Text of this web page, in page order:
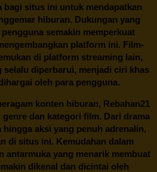
bagi situs ini untuk mendapatkan
hiburan. Dukungan yang
semakin memperkuat
platform ini. Film-
di platform streaming lain,
selalu diperbarui, menjadi ciri khas
oleh para pengguna.
konten hiburan, Rebahan21
dan kategori film. Dari drama
aksi yang penuh adrenalin,
di situs ini. Kemudahan dalam
antarmuka yang menarik membuat
dikenal dan dicintai oleh